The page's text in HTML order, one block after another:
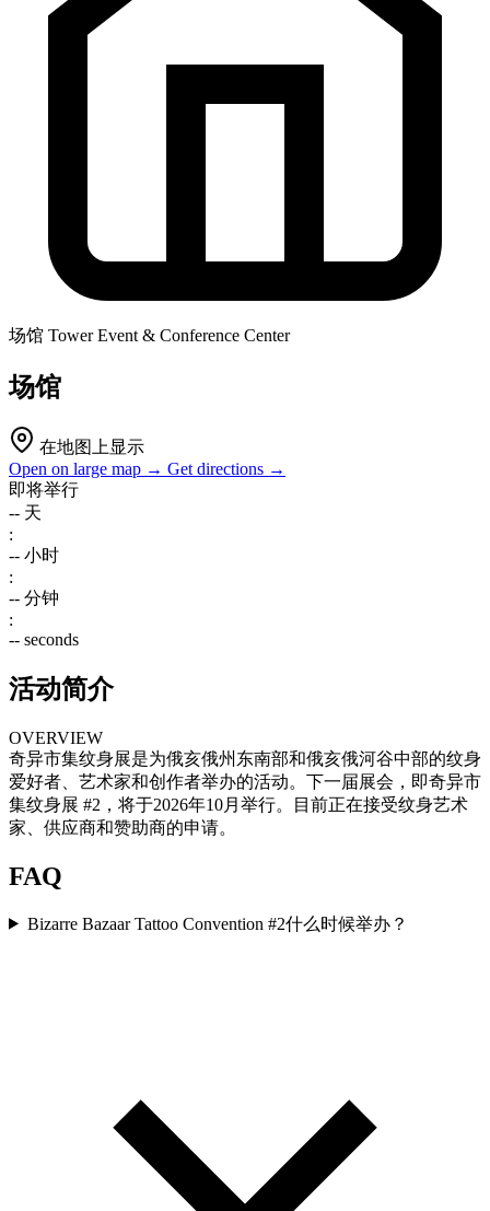
场馆 Tower Event & Conference Center
场馆
在地图上显示
Open on large map → Get directions →
即将举行
-- 天
:
-- 小时
:
-- 分钟
:
-- seconds
活动简介
OVERVIEW
奇异市集纹身展是为俄亥俄州东南部和俄亥俄河谷中部的纹身
爱好者、艺术家和创作者举办的活动。下一届展会，即奇异市
集纹身展 #2，将于2026年10月举行。目前正在接受纹身艺术
家、供应商和赞助商的申请。
FAQ
Bizarre Bazaar Tattoo Convention #2什么时候举办？